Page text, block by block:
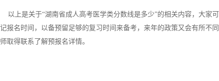
以上是关于“湖南省成人高考医学类分数线是多少”的相关内容，大家
记报名时间，以备预留足够的复习时间来备考，来年的政策又会有所不
师取得联系了解预报名详情。